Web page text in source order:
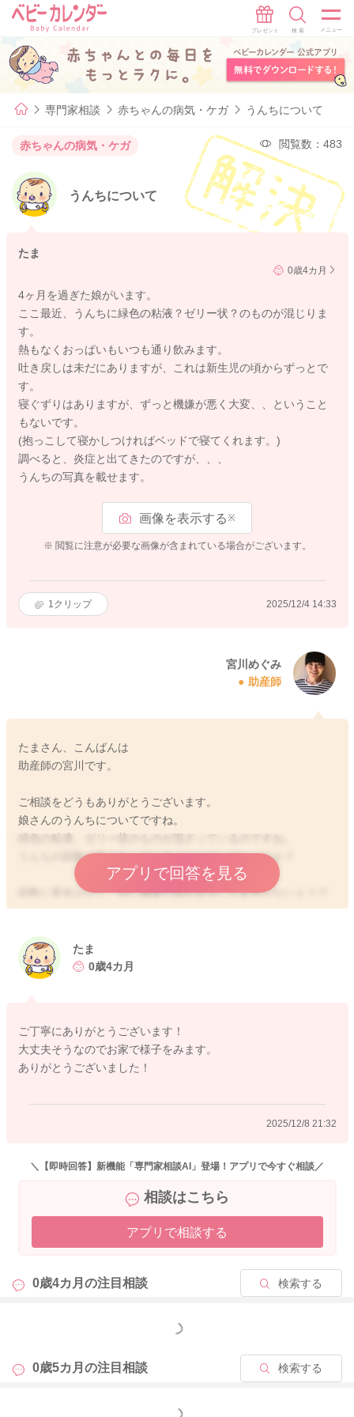
専門家相談 赤ちゃんの病気・ケガ うんちについて
赤ちゃんの病気・ケガ 閲覧数：483
うんちについて
たま
0歳4カ月
4ヶ月を過ぎた娘がいます。
ここ最近、うんちに緑色の粘液？ゼリー状？のものが混じりま
す。
熱もなくおっぱいもいつも通り飲みます。
吐き戻しは未だにありますが、これは新生児の頃からずっとで
す。
寝ぐずりはありますが、ずっと機嫌が悪く大変、、ということ
もないです。
(抱っこして寝かしつければベッドで寝てくれます。)
調べると、炎症と出てきたのですが、、、
うんちの写真を載せます。
画像を表示する※
※ 閲覧に注意が必要な画像が含まれている場合がございます。
1 クリップ 2025/12/4 14:33
宮川めぐみ
助産師
たまさん、こんばんは
助産師の宮川です。
ご相談をどうもありがとうございます。
娘さんのうんちについてですね。
緑色の粘液、ゼリー状のものが混ざっているのですね。
うんちの回数が多くなっていることもないでしょうか？
回数に変化はなく、特に機嫌や哺乳状況にも変化がないようで
したら、様子を見ていただいていいように思いました。
診をしていただくといいと思います。
ご心配が残る時には、受診をなさってみてください。
どうぞよろしくお願いします。
アプリで回答を見る
2025/12/4 21:22
たま
0歳4カ月
ご丁寧にありがとうございます！
大丈夫そうなのでお家で様子をみます。
ありがとうございました！
2025/12/8 21:32
＼【即時回答】新機能「専門家相談AI」登場！アプリで今すぐ相談／
相談はこちら
アプリで相談する
0歳4カ月の注目相談 検索する
もっと見る
0歳5カ月の注目相談 検索する
もっと見る